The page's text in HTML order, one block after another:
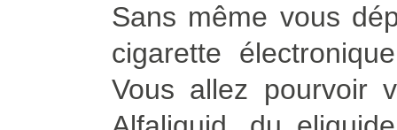
Sans même vous
cigarette
Vous allez pourvoir